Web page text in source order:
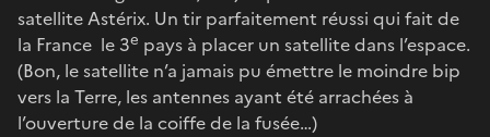
satellite Astérix. Un tir parfaitement réussi qui fait de
la France le 3e pays à placer un satellite dans l’espace.
(Bon, le satellite n’a jamais pu émettre le moindre bip
vers la Terre, les antennes ayant été arrachées à
l’ouverture de la coiffe de la fusée…)